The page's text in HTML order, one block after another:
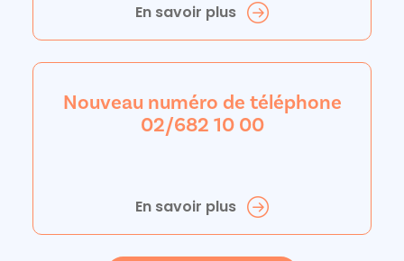
En savoir plus
Nouveau numéro de téléphone
02/682 10 00
En savoir plus